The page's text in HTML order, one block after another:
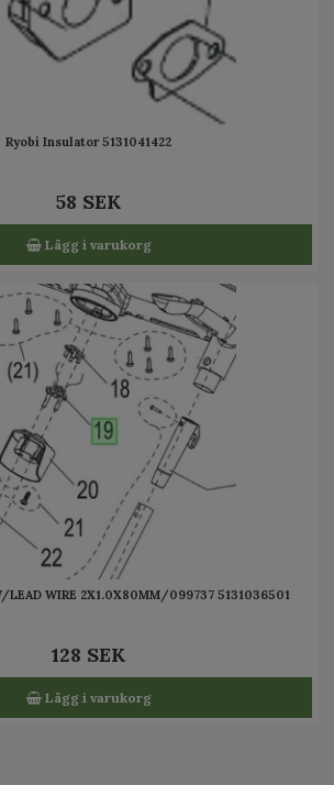
Ryobi Insulator 5131041422
58 SEK
Lägg i varukorg
LEAD WIRE 2X1.0X80MM/099737 5131036501
128 SEK
Lägg i varukorg